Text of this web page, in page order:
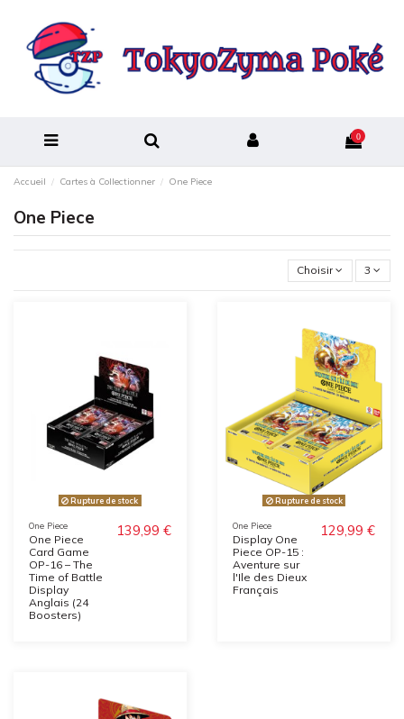
0
Accueil Cartes à Collectionner One Piece
One Piece
Choisir 3
Rupture de stock
One Piece
One Piece
Card Game
OP-16 – The
Time of Battle
Display
Anglais (24
Boosters)
139,99 €
Rupture de stock
One Piece
Display One
Piece OP-15 :
Aventure sur
l'Ile des Dieux
Français
129,99 €